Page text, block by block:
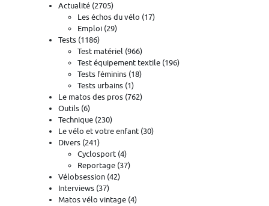
Actualité (2705)
Les échos du vélo (17)
Emploi (29)
Tests (1186)
Test matériel (966)
Test équipement textile (196)
Tests féminins (18)
Tests urbains (1)
Le matos des pros (762)
Outils (6)
Technique (230)
Le vélo et votre enfant (30)
Divers (241)
Cyclosport (4)
Reportage (37)
Vélobsession (42)
Interviews (37)
Matos vélo vintage (4)